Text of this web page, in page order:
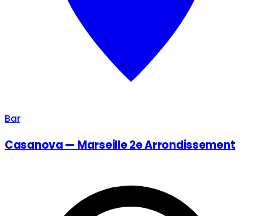
Bar
Casanova — Marseille 2e Arrondissement